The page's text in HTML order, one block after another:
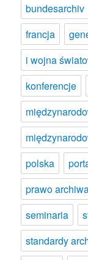
bundesarchiv
francja
i wojna
konferencje
polska
prawo
seminaria
standardy